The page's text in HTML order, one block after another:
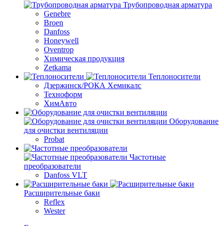
Трубопроводная арматура
Genebre
Broen
Danfoss
Honeywell
Oventrop
Химическая продукция
Zetkama
Теплоносители
Дзержинск/РОКА Хемикалс
Техноформ
ХимАвто
Оборудование
для очистки вентиляции
Probat
Частотные
преобразователи
Danfoss VLT
Расширительные баки
Reflex
Wester